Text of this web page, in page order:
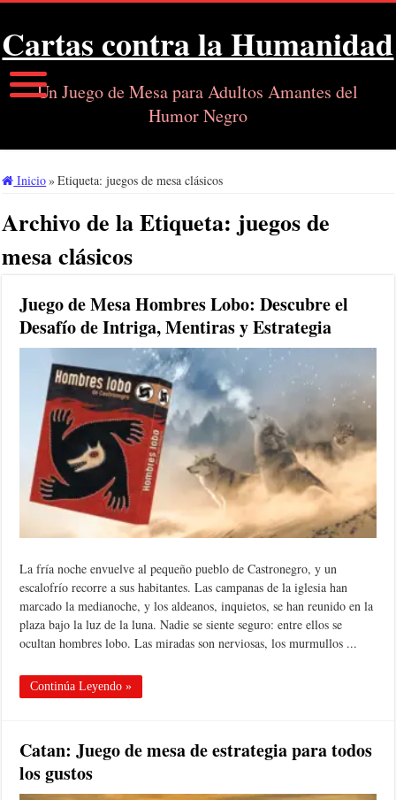
Cartas contra la Humanidad
Un Juego de Mesa para Adultos Amantes del
Humor Negro
Inicio» Etiqueta:juegos de mesa clásicos
Archivo de la Etiqueta: juegos de
mesa clásicos
Juego de Mesa Hombres Lobo: Descubre el
Desafío de Intriga, Mentiras y Estrategia
La fría noche envuelve al pequeño pueblo de Castronegro, y un
escalofrío recorre a sus habitantes. Las campanas de la iglesia han
marcado la medianoche, y los aldeanos, inquietos, se han reunido en la
plaza bajo la luz de la luna. Nadie se siente seguro: entre ellos se
ocultan hombres lobo. Las miradas son nerviosas, los murmullos ...
Continúa Leyendo »
Catan: Juego de mesa de estrategia para todos
los gustos